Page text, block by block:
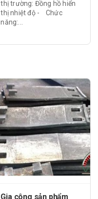
thị trường: Đồng hồ hiển
thị nhiệt độ - Chức
năng:...
Gia công sản phẩm